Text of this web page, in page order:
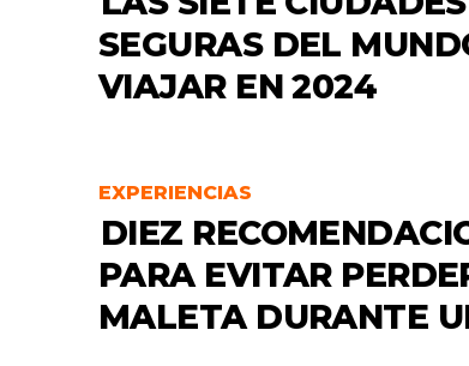
SEGURAS DEL
VIAJAR EN 2024
EXPERIENCIAS
DIEZ
PARA EVITAR
MALETA DURANTE